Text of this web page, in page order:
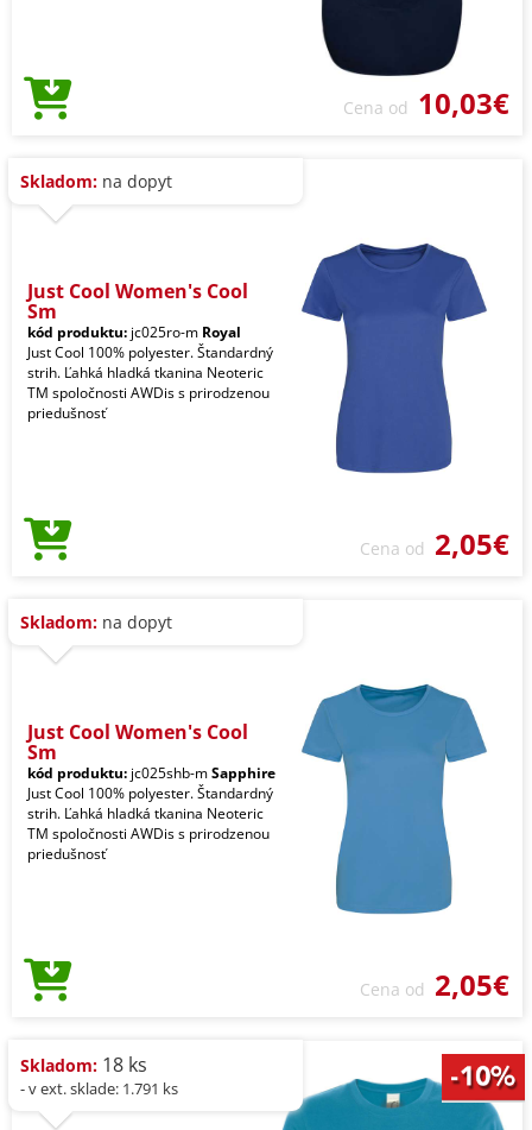
Cena od 10,03€
Skladom: na dopyt
Just Cool Women's Cool
Sm
kód produktu: jc025ro-m Royal
Just Cool 100% polyester. Štandardný
strih. Ľahká hladká tkanina Neoteric
TM spoločnosti AWDis s prirodzenou
priedušnosť
Cena od 2,05€
Skladom: na dopyt
Just Cool Women's Cool
Sm
kód produktu: jc025shb-mSapphire
Just Cool 100% polyester. Štandardný
strih. Ľahká hladká tkanina Neoteric
TM spoločnosti AWDis s prirodzenou
priedušnosť
Cena od 2,05€
Skladom: 18 ks
- v ext. sklade: 1.791 ks